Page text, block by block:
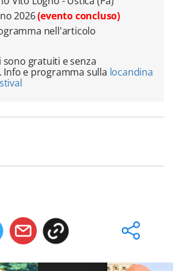
2026(evento concluso)
nell'articolo
gratuiti e senza
e programma sulla locandina